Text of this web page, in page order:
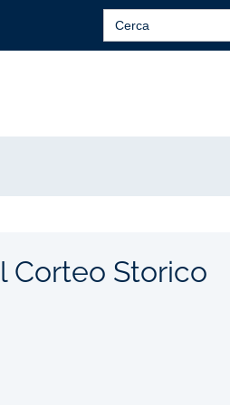
Search
for:
Corteo Storico